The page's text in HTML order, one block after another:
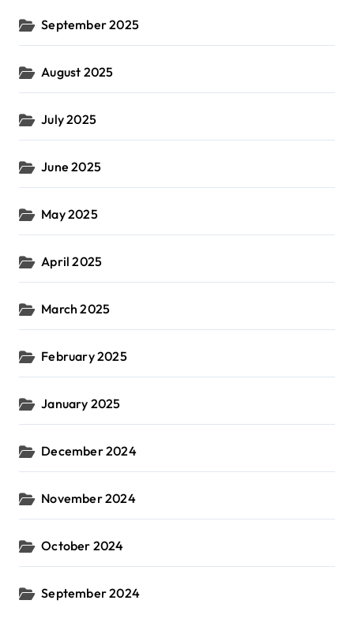
September 2025
August 2025
July 2025
June 2025
May 2025
April 2025
March 2025
February 2025
January 2025
December 2024
November 2024
October 2024
September 2024